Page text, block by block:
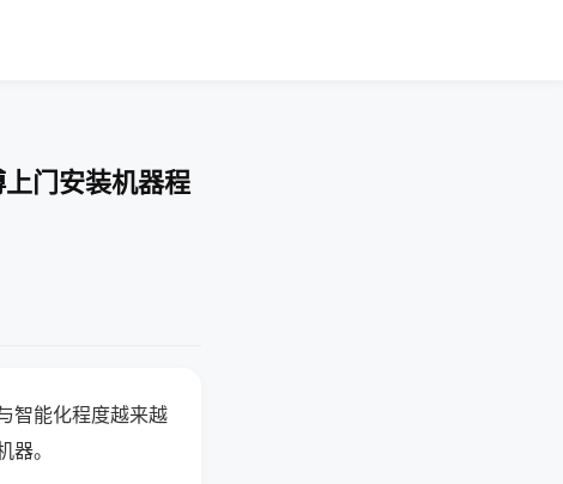
门安装机器程
智能化程度越来越
。